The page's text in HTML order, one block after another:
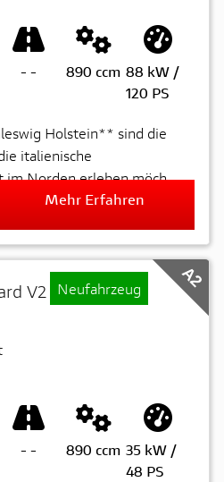
- - 890 ccm 88 kW /
120 PS
Holstein** sind die
italienische
Norden erleben möch...
Mehr Erfahren
V2
Neufahrzeug
- - 890 ccm 35 kW /
48 PS
A2